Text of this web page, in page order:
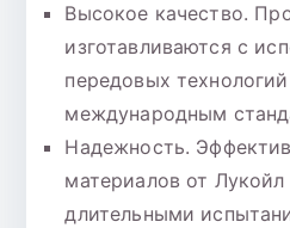
Высокое качество.
изготавливаются с
передовых
международным
Надежность.
материалов от
длительными